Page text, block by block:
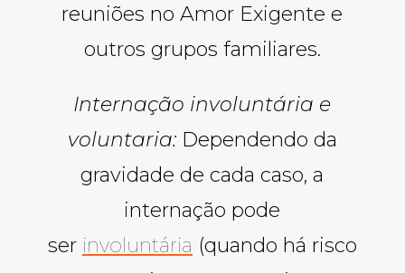
reuniões no Amor Exigente e
outros grupos familiares.
Internação involuntária e
voluntaria:Dependendo da
gravidade de cada caso, a
internação pode
ser involuntária (quando há risco